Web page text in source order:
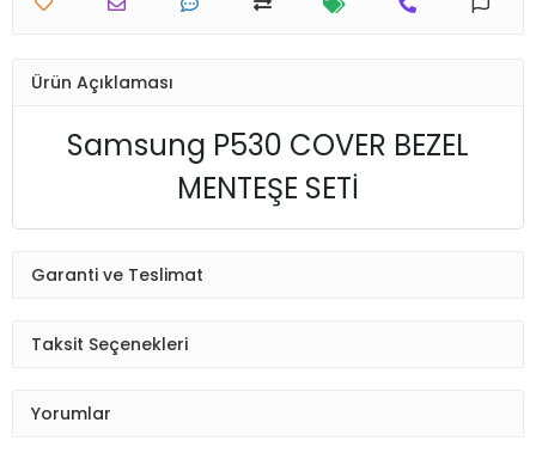
Ürün Açıklaması
Samsung P530 COVER BEZEL
MENTEŞE SETİ
Garanti ve Teslimat
Taksit Seçenekleri
Yorumlar